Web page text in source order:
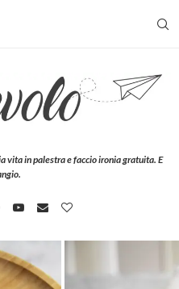
vita in palestra e faccio ironia gratuita. E